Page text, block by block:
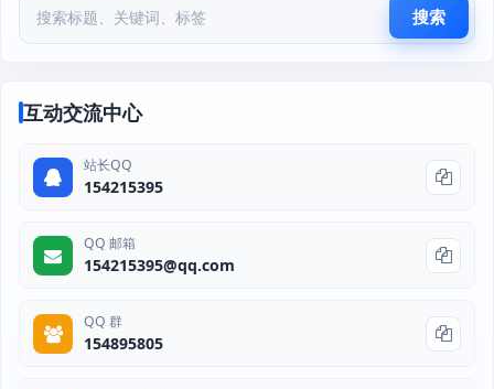
搜索
互动交流中心
站长QQ
154215395
QQ 邮箱
154215395@qq.com
QQ 群
154895805